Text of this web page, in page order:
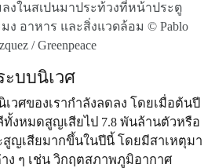
งในสเปนมาประท้วงที่หน้าประตู
ง อาหาร และสิ่งแวดล้อม © Pablo
/ Greenpeace
ะบบนิเวศ
วศของเรากำลังลดลง โดยเมื่อต้นปี
ทั้งหมดสูญเสียไป 7.8 พันล้านตัวหรือ
สูญเสียมากขึ้นในปีนี้ โดยมีสาเหตุมา
ๆ เช่น วิกฤตสภาพภูมิอากาศ